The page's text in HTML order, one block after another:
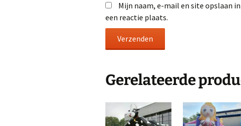
Mijn naam, e-mail en site opslaan
een reactie plaats.
Gerelateerde